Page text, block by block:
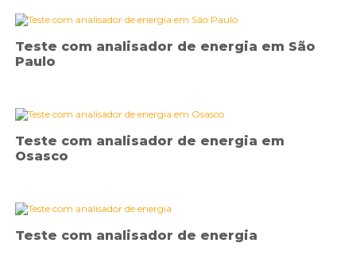
Teste com analisador de energia em São
Paulo
Teste com analisador de energia em
Osasco
Teste com analisador de energia